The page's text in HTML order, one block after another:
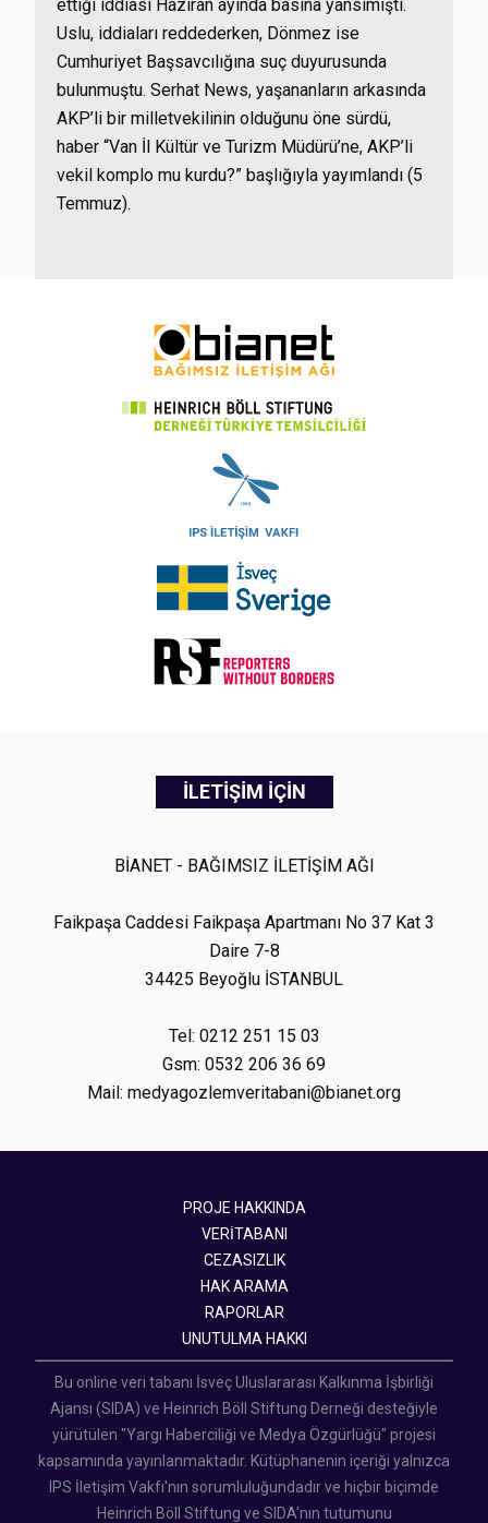
ettiği iddiası Haziran ayında basına yansımıştı.
Uslu, iddiaları reddederken, Dönmez ise
Cumhuriyet Başsavcılığına suç duyurusunda
bulunmuştu. Serhat News, yaşananların arkasında
AKP’li bir milletvekilinin olduğunu öne sürdü,
haber “Van İl Kültür ve Turizm Müdürü’ne, AKP’li
vekil komplo mu kurdu?” başlığıyla yayımlandı (5
Temmuz).
İLETİŞİM İÇİN
BİANET - BAĞIMSIZ İLETİŞİM AĞI
Faikpaşa Caddesi Faikpaşa Apartmanı No 37 Kat 3
Daire 7-8
34425 Beyoğlu İSTANBUL
Tel: 0212 251 15 03
Gsm: 0532 206 36 69
Mail: medyagozlemveritabani@bianet.org
PROJE HAKKINDA
VERİTABANI
CEZASIZLIK
HAK ARAMA
RAPORLAR
UNUTULMA HAKKI
Bu online veri tabanı İsveç Uluslararası Kalkınma İşbirliği
Ajansı (SIDA) ve Heinrich Böll Stiftung Derneği desteğiyle
yürütülen "Yargı Haberciliği ve Medya Özgürlüğü" projesi
kapsamında yayınlanmaktadır. Kütüphanenin içeriği yalnızca
IPS İletişim Vakfı'nın sorumluluğundadır ve hiçbir biçimde
Heinrich Böll Stiftung ve SIDA'nın tutumunu